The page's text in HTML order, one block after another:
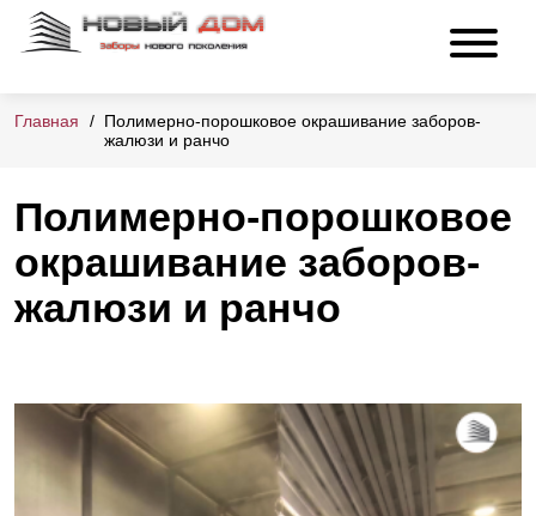
Главная
Полимерно-порошковое окрашивание заборов-
жалюзи и ранчо
Полимерно-порошковое
окрашивание заборов-
жалюзи и ранчо